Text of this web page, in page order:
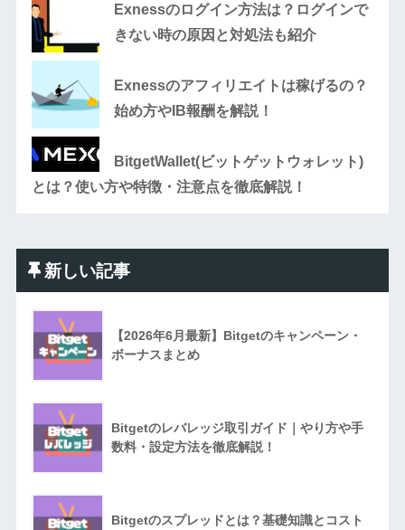
Exnessのログイン方法は？ログインで
きない時の原因と対処法も紹介
Exnessのアフィリエイトは稼げるの？
始め方やIB報酬を解説！
BitgetWallet(ビットゲットウォレット)
とは？使い方や特徴・注意点を徹底解説！
新しい記事
【2026年6月最新】Bitgetのキャンペーン・
ボーナスまとめ
Bitgetのレバレッジ取引ガイド｜やり方や手
数料・設定方法を徹底解説！
Bitgetのスプレッドとは？基礎知識とコスト